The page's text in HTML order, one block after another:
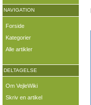
NAVIGATION
Forside
Kategorier
Alle artikler
DELTAGELSE
Om VejleWiki
Skriv en artikel